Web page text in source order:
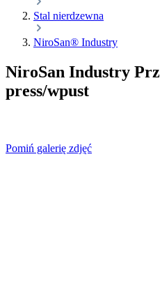
Stal nierdzewna
NiroSan® Industry
NiroSan Industry
press/wpust
Pomiń galerię zdjęć